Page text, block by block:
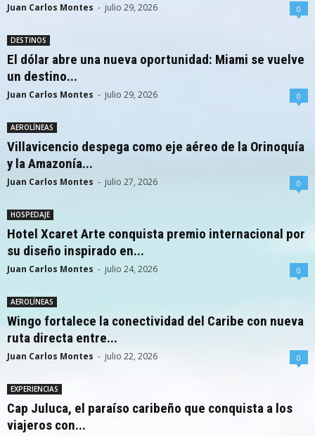
Juan Carlos Montes - julio 29, 2026 0
DESTINOS
El dólar abre una nueva oportunidad: Miami se vuelve
un destino...
Juan Carlos Montes - julio 29, 2026 0
AEROLÍNEAS
Villavicencio despega como eje aéreo de la Orinoquía
y la Amazonía...
Juan Carlos Montes - julio 27, 2026 0
HOSPEDAJE
Hotel Xcaret Arte conquista premio internacional por
su diseño inspirado en...
Juan Carlos Montes - julio 24, 2026 0
AEROLÍNEAS
Wingo fortalece la conectividad del Caribe con nueva
ruta directa entre...
Juan Carlos Montes - julio 22, 2026 0
EXPERIENCIAS
Cap Juluca, el paraíso caribeño que conquista a los
viajeros con...